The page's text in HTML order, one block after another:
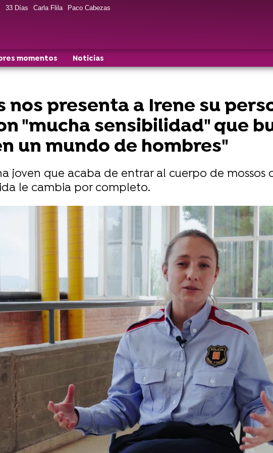
33 Días Carla Flila Paco Cabezas
momentos Noticias
nos presenta a Irene su
"mucha sensibilidad" que
un mundo de hombres"
joven que acaba de entrar al cuerpo de
le cambia por completo.
2026, 17:26
WhatsappFacebook
X
incorpora al reparto de 33 Días, la primera serie
Porta, que llega el próximo 7 de junio a